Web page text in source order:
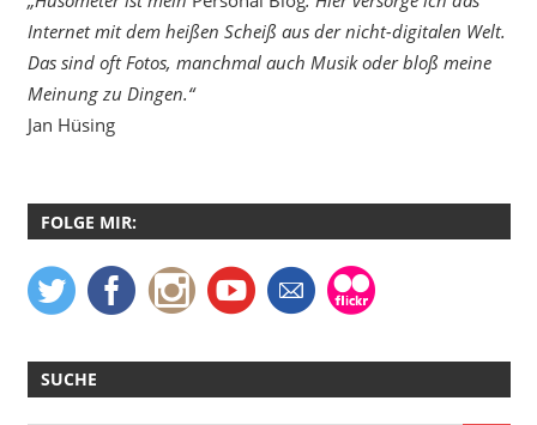
Internet mit dem heißen Scheiß aus der nicht-digitalen Welt.
Das sind oft Fotos, manchmal auch Musik oder bloß meine
Meinung zu Dingen.“
Jan Hüsing
FOLGE MIR:
SUCHE